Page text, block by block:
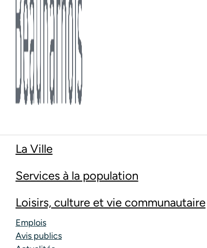
La Ville
Services à la population
Loisirs, culture et vie communautaire
Emplois
Avis publics